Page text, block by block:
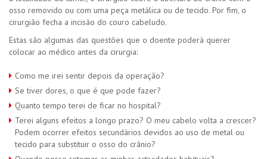
osso removido ou com uma peça metálica ou de tecido. Por fim, o
cirurgião fecha a incisão do couro cabeludo.
Estas são algumas das questões que o doente poderá querer
colocar ao médico antes da cirurgia:
Como me irei sentir depois da operação?
Se tiver dores, o que é que pode fazer?
Quanto tempo terei de ficar no hospital?
Terei alguns efeitos a longo prazo? O meu cabelo volta a crescer?
Podem ocorrer efeitos secundários devidos ao uso de metal ou
tecido para substituir o osso do crânio?